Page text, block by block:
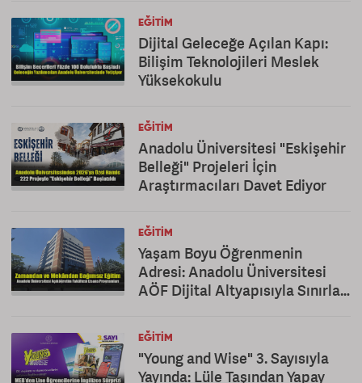
EĞITIM
Dijital Geleceğe Açılan Kapı:
Bilişim Teknolojileri Meslek
Yüksekokulu
EĞITIM
Anadolu Üniversitesi "Eskişehir
Belleği" Projeleri İçin
Araştırmacıları Davet Ediyor
EĞITIM
Yaşam Boyu Öğrenmenin
Adresi: Anadolu Üniversitesi
AÖF Dijital Altyapısıyla Sınırları
EĞITIM
"Young and Wise" 3. Sayısıyla
Yayında: Lüle Taşından Yapay